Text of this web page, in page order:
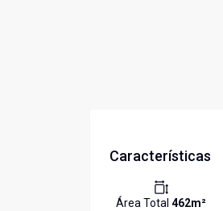
Características
Área Total 462m²